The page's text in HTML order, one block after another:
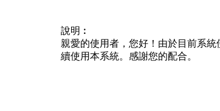
說明︰
親愛的使用者，您好！由於目前系
續使用本系統。感謝您的配合。